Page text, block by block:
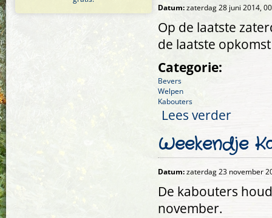
Datum:zaterdag 28 juni 2014,
Op de laatste
de laatste
Categorie:
Bevers
Welpen
Kabouters
Lees verder
Weekendje
Datum:zaterdag 23 november
De kabouters
november.